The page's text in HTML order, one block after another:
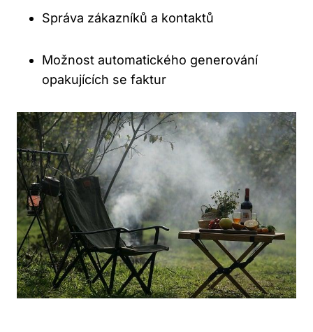
Správa zákazníků a kontaktů
Možnost automatického generování
opakujících se faktur